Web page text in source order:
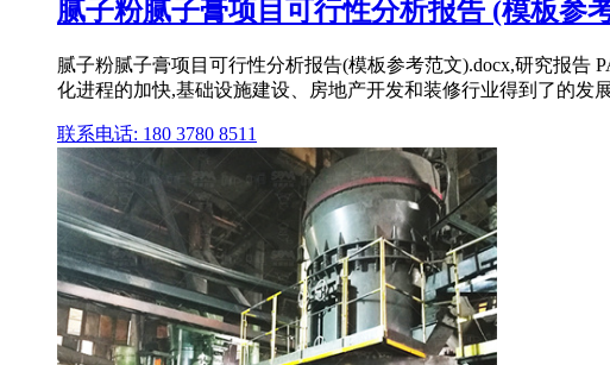
腻子粉腻子膏项目可行性分析报告 (模板参
腻子粉腻子膏项目可行性分析报告(模板参考范文).docx,研究报告
化进程的加快,基础设施建设、房地产开发和装修行业得到了的发展
联系电话: 180 3780 8511